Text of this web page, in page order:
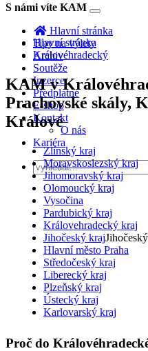
S námi víte KAM
Toggle
navigation
Hlavní stránka
Tipy na výlety
Archiv
Soutěže
Inzerce
Předplatné
E-shop
Kontakt
O nás
Kariéra
Hlavní stránka
Královéhradecký
KAM v
Prachovské skály,
Králové
Zlínský kraj
Moravskoslezský kraj
Jihomoravský kraj
Olomoucký kraj
Vysočina
Pardubický kraj
Královehradecký kraj
Jihočeský kraj
Hlavní město Praha
Středočeský kraj
Liberecký kraj
Plzeňský kraj
Ústecký kraj
Karlovarský kraj
Proč do